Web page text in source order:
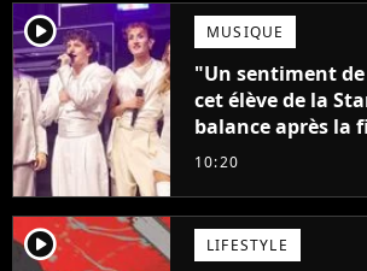
player2 MUSIQUE
"Un sentiment
cet élève de la
balance après la
10:20
player2 LIFESTYLE